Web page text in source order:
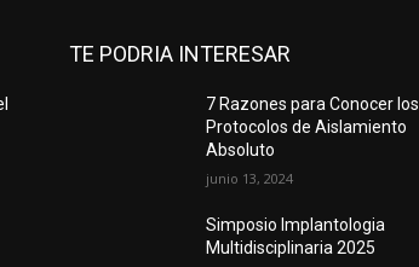
TE PODRIA INTERESAR
7 Razones para Conocer los
Protocolos de Aislamiento
Absoluto
junio 13, 2024
Simposio Implantologia
Multidisciplinaria 2025